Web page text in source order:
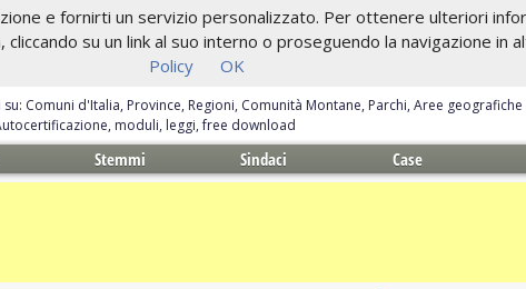
e fornirti un servizio personalizzato. Per ottenere ulteriori
su un link al suo interno o proseguendo la navigazione in
Policy
OK
Comuni d'Italia, Province, Regioni, Comunità Montane, Parchi, Aree geografiche
moduli, leggi, free download
Stemmi Sindaci Case